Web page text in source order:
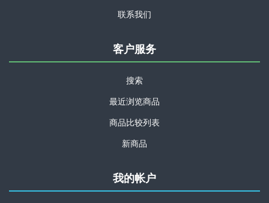
联系我们
客户服务
搜索
最近浏览商品
商品比较列表
新商品
我的帐户